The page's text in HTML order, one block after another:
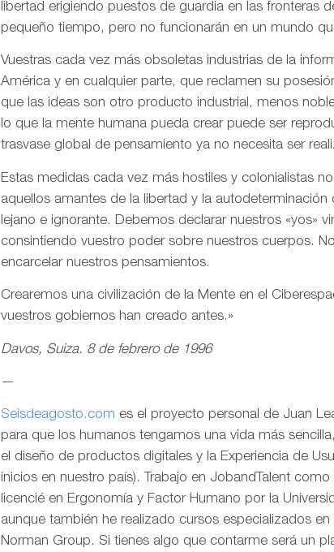
libertad erigiendo puestos de guardia en las fronteras
pequeño tiempo, pero no funcionarán en un mundo
Vuestras cada vez más obsoletas industrias de la
América y en cualquier parte, que reclamen su
que las ideas son otro producto industrial, menos
lo que la mente humana pueda crear puede ser
trasvase global de pensamiento ya no necesita ser
Estas medidas cada vez más hostiles y colonialistas
aquellos amantes de la libertad y la
lejano e ignorante. Debemos declarar nuestros «yos»
consintiendo vuestro poder sobre nuestros cuerpos.
encarcelar nuestros pensamientos.
Crearemos una civilización de la Mente en el
vuestros gobiernos han creado antes.»
Davos, Suiza. 8 de febrero de 1996
—
Seisdeagosto.com es el proyecto personal de Juan
para que los humanos tengamos una vida más
el diseño de productos digitales y la Experiencia de
inicios en nuestro país). Trabajo en JobandTalent
licencié en Ergonomía y Factor Humano por la
aunque también he realizado cursos especializados
Norman Group. Si tienes algo que contarme será un